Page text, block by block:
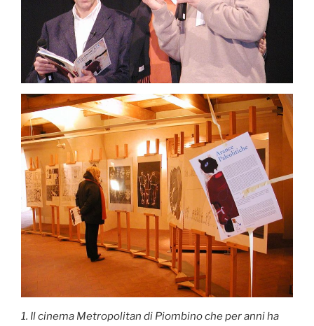
1. Il cinema Metropolitan di Piombino che per anni ha